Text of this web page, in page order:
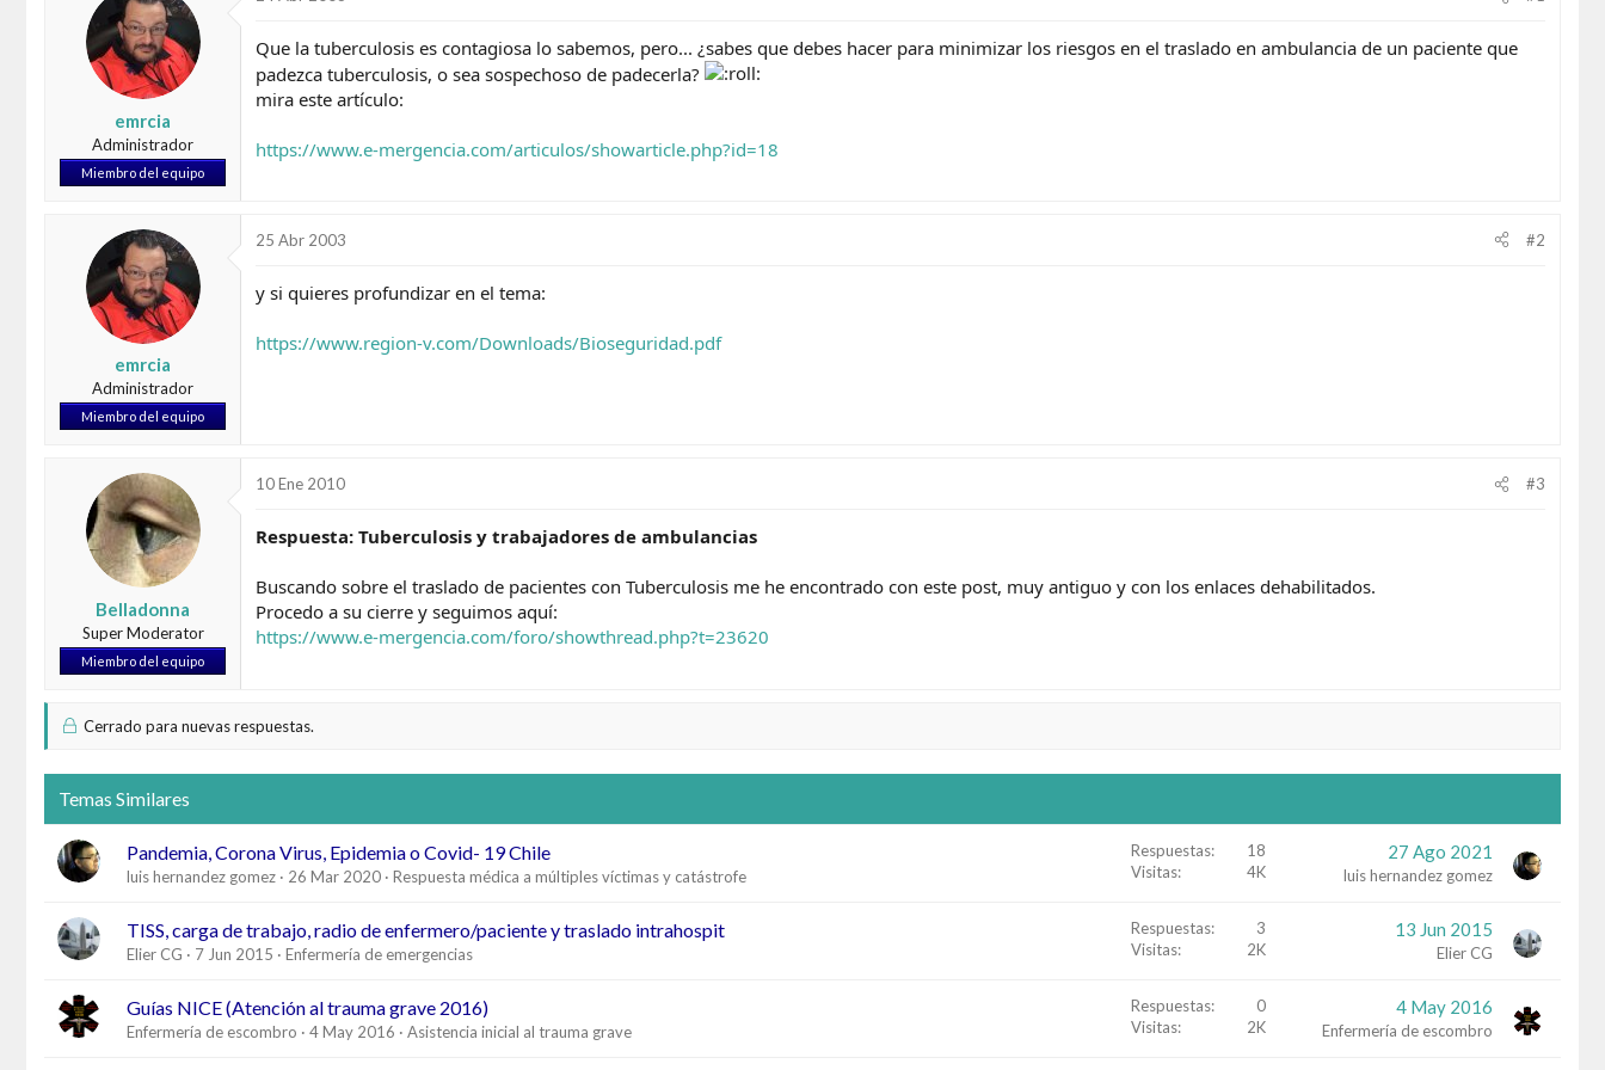
e
m
i
n
i
c
i
o
emrcia
Administrador
Miembro del equipo
Que la tuberculosis es contagiosa lo sabemos, pero... ¿sabes que debes hacer para minimizar los riesgos en el traslado en ambulancia de un paciente que
padezca tuberculosis, o sea sospechoso de padecerla?
mira este artículo:
https://www.e-mergencia.com/articulos/showarticle.php?id=18
emrcia
Administrador
Miembro del equipo
25 Abr 2003 #2
y si quieres profundizar en el tema:
https://www.region-v.com/Downloads/Bioseguridad.pdf
Belladonna
Super Moderator
Miembro del equipo
10 Ene 2010 #3
Respuesta: Tuberculosis y trabajadores de ambulancias
Buscando sobre el traslado de pacientes con Tuberculosis me he encontrado con este post, muy antiguo y con los enlaces dehabilitados.
Procedo a su cierre y seguimos aquí:
https://www.e-mergencia.com/foro/showthread.php?t=23620
Cerrado para nuevas respuestas.
Temas Similares
Pandemia, Corona Virus, Epidemia o Covid- 19 Chile
luis hernandez gomez 26 Mar 2020 Respuesta médica a múltiples víctimas y catástrofe
Respuestas
18
Visitas
4K
27 Ago 2021
luis hernandez gomez
TISS, carga de trabajo, radio de enfermero/paciente y traslado intrahospit
Elier CG 7 Jun 2015 Enfermería de emergencias
Respuestas
3
Visitas
2K
13 Jun 2015
Elier CG
Guías NICE (Atención al trauma grave 2016)
Enfermería de escombro 4 May 2016 Asistencia inicial al trauma grave
Respuestas
0
Visitas
2K
4 May 2016
Enfermería de escombro